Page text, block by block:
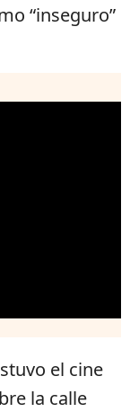
“inseguro”
el cine
la calle